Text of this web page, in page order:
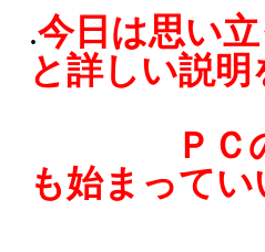
.今日は思い
と詳しい説
ＰＣの進
も始まって